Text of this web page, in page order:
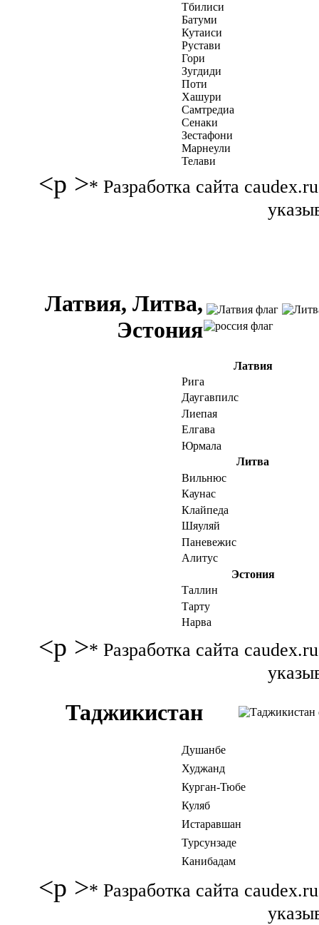
Тбилиси
Батуми
Кутаиси
Рустави
Гори
Зугдиди
Поти
Хашури
Самтредиа
Сенаки
Зестафони
Марнеули
Телави
<p >* Разработка сайта
Латвия, Литва,
Эстония
Латвия
Рига
Даугавпилс
Лиепая
Елгава
Юрмала
Литва
Вильнюс
Каунас
Клайпеда
Шяуляй
Паневежис
Алитус
Эстония
Таллин
Тарту
Нарва
<p >* Разработка сайта
Таджикистан
Душанбе
Худжанд
Курган-Тюбе
Куляб
Истаравшан
Турсунзаде
Канибадам
<p >* Разработка сайта